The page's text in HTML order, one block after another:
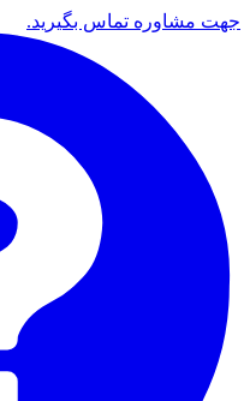
جهت مشاوره تماس بگیرید.